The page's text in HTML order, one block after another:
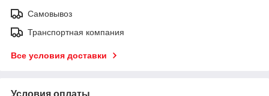
Самовывоз
Транспортная компания
Все условия доставки
Условия оплаты